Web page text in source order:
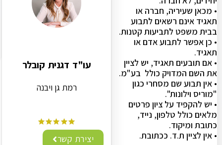
• מכאן שעיריה, חברה או
תאגיד אינם רשאים לתבוע
בבית משפט לתביעות קטנות.
• כן אפשר לתבוע אדם או
תאגיד.
• אם תובעים תאגיד, יש לציין
את השם המדויק כולל בע"מ.
• אין תבוע שם מסחרי כגון
"מוריס וילונות".
• יש להקפיד על ציון פרטים
מלאים כולל טלפון, נייד,
כתובת ומיקוד.
• אין לציין ת.ד. ככתובת.
עו"ד דגנית קובלר
רמת גן ויבנה
יצירת קשר